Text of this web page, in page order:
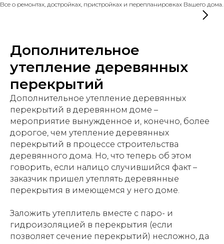
Все о ремонтах, достройках, пристройках и перепланировках Вашего дома.
Дополнительное
утепление деревянных
перекрытий
Дополнительное утепление деревянных
перекрытий в деревянном доме –
мероприятие вынужденное и, конечно, более
дорогое, чем утепление деревянных
перекрытий в процессе строительства
деревянного дома. Но, что теперь об этом
говорить, если налицо случившийся факт –
заказчик пришел утеплять деревянные
перекрытия в имеющемся у него доме.
Заложить утеплитель вместе с паро- и
гидроизоляцией в перекрытия (если
позволяет сечение перекрытий) несложно, да